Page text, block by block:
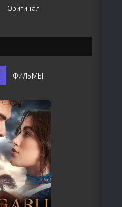
Оригинал
ФИЛЬМЫ